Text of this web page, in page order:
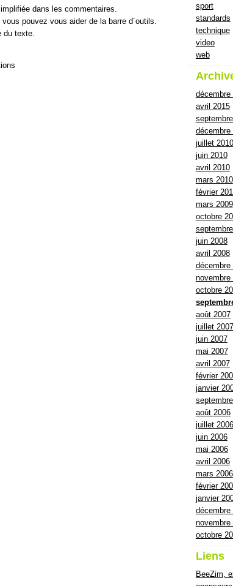
dans les commentaires.
pouvez vous aider de la barre d´outils.
du texte.
sport
standards
technique
video
web
décembre
avril 2015
décembre
juillet 2010
juin 2010
avril 2010
mars 2010
février
mars 2009
octobre
juin 2008
avril 2008
décembre
novembre
octobre
août 2007
juillet 2007
juin 2007
mai 2007
avril 2007
février
janvier
août 2006
juillet 2006
juin 2006
mai 2006
avril 2006
mars 2006
février
janvier
décembre
novembre
octobre
Liens
BeeZim,